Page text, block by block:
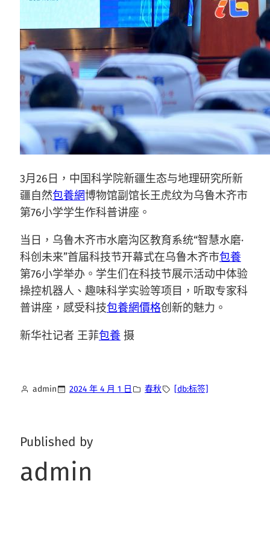
3月26日，中国科学院新疆生态与地理研究所新
疆自然包養網博物馆副馆长王虎纹为乌鲁木齐市
第76小学学生作科普讲座。
当日，乌鲁木齐市水磨沟区教育系统“智慧水磨·
科创未来”首届科技节开幕式在乌鲁木齐市包養
第76小学举办。学生们在科技节展示活动中体验
操控机器人、趣味科学实验等项目，听取专家科
普讲座，感受科技包養網價格创新的魅力。
新华社记者 王菲包養 摄
admin 2024 年 4 月 1 日 春秋 [db:标签]
Published by
admin